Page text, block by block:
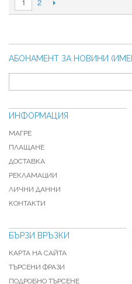
АБОНАМЕНТ ЗА НОВИНИ
ИНФОРМАЦИЯ
МАГРЕ
ПЛАЩАНЕ
ДОСТАВКА
РЕКЛАМАЦИИ
ЛИЧНИ ДАННИ
КОНТАКТИ
БЪРЗИ ВРЪЗКИ
КАРТА НА САЙТА
ТЪРСЕНИ ФРАЗИ
ПОДРОБНО ТЪРСЕНЕ